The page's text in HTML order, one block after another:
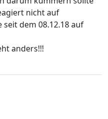
nicht auf
dem 08.12.18 auf
anders!!!